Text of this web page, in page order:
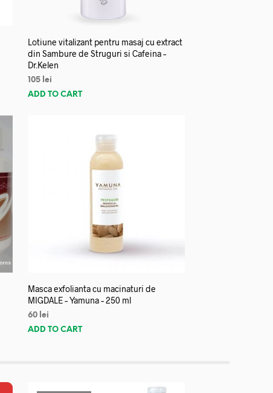
Lotiune vitalizant pentru masaj cu extract
din Sambure de Struguri si Cafeina –
Dr.Kelen
105 lei
ADD TO CART
Masca exfolianta cu macinaturi de
MIGDALE – Yamuna – 250 ml
60 lei
ADD TO CART